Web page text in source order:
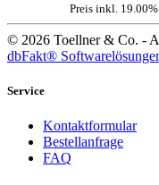
Preis inkl.
© 2026 Toellner & Co. -
dbFakt®
Service
Kontaktformular
Bestellanfrage
FAQ